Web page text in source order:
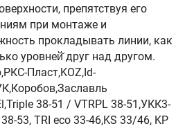
препятствуя его
при монтаже и
прокладывать линии, как
уровней̆ друг над другом.
Пласт,KOZ,Id-
38-51 / VTRPL 38-51,УКК3-
53, TRI eco 33-46,KS 33/46, KP